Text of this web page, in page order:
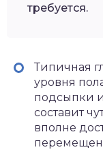
требуется.
Типичная
уровня
подсыпки
составит
вполне